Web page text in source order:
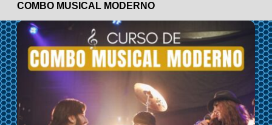
COMBO MUSICAL MODERNO